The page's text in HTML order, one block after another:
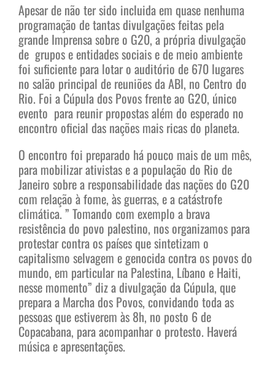
Apesar de não ter sido incluida em quase nenhuma
programação de tantas divulgações feitas pela
grande Imprensa sobre o G20, a própria divulgação
de grupos e entidades sociais e de meio ambiente
foi suficiente para lotar o auditório de 670 lugares
no salão principal de reuniões da ABI, no Centro do
Rio. Foi a Cúpula dos Povos frente ao G20, único
evento para reunir propostas além do esperado no
encontro oficial das nações mais ricas do planeta.
O encontro foi preparado há pouco mais de um mês,
para mobilizar ativistas e a população do Rio de
Janeiro sobre a responsabilidade das nações do G20
com relação à fome, às guerras, e a catástrofe
climática. ” Tomando com exemplo a brava
resistência do povo palestino, nos organizamos para
protestar contra os países que sintetizam o
capitalismo selvagem e genocida contra os povos do
mundo, em particular na Palestina, Líbano e Haiti,
nesse momento” diz a divulgação da Cúpula, que
prepara a Marcha dos Povos, convidando toda as
pessoas que estiverem às 8h, no posto 6 de
Copacabana, para acompanhar o protesto. Haverá
música e apresentações.